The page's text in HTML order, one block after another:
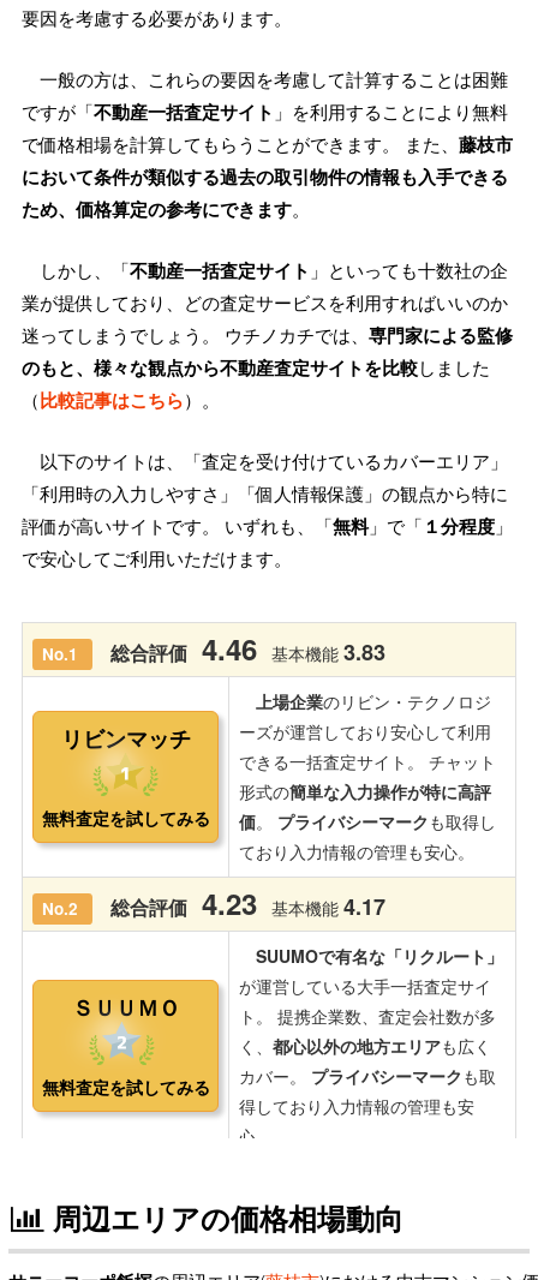
要因を考慮する必要があります。
一般の方は、これらの要因を考慮して計算することは困難
ですが「不動産一括査定サイト 」を利用することにより無料
で価格相場を計算してもらうことができます。 また、 藤枝市
において条件が類似する過去の取引物件の情報も入手できる
ため、価格算定の参考にできます。
しかし、「不動産一括査定サイト 」といっても十数社の企
業が提供しており、どの査定サービスを利用すればいいのか
迷ってしまうでしょう。 ウチノカチでは、 専門家による監修
のもと、様々な観点から不動産査定サイトを比較しました
（比較記事はこちら）。
以下のサイトは、「査定を受け付けているカバーエリア」
「利用時の入力しやすさ」「個人情報保護」の観点から特に
評価が高いサイトです。 いずれも、「無料」で「 １分程度 」
で安心してご利用いただけます。
周辺エリアの価格相場動向